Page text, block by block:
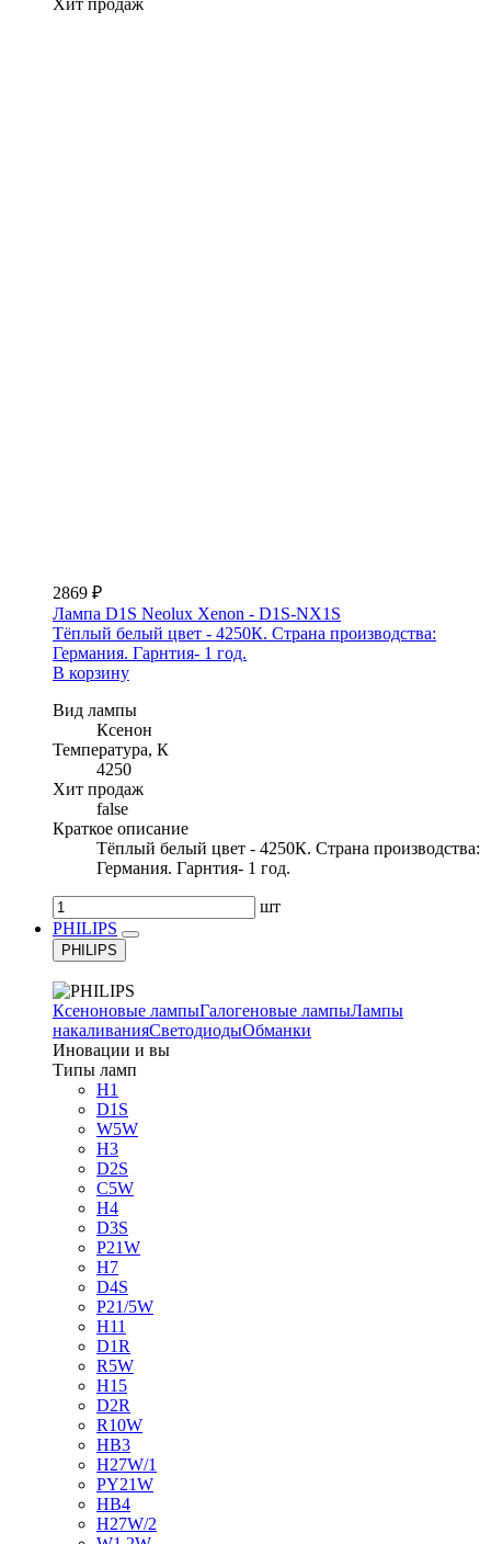
Хит продаж
2869 ₽
Лампа D1S Neolux Xenon - D1S-NX1S
Тёплый белый цвет - 4250К. Страна производства:
Германия. Гарнтия- 1 год.
В корзину
Вид лампы
Ксенон
Температура, К
4250
Хит продаж
false
Краткое описание
Тёплый белый цвет - 4250К. Страна производства:
Германия. Гарнтия- 1 год.
шт
PHILIPS
PHILIPS
Ксеноновые лампыГалогеновые лампыЛампы
накаливанияСветодиодыОбманки
Иновации и вы
Типы ламп
H1
D1S
W5W
H3
D2S
C5W
H4
D3S
P21W
H7
D4S
P21/5W
H11
D1R
R5W
H15
D2R
R10W
HB3
H27W/1
PY21W
HB4
H27W/2